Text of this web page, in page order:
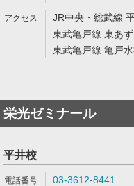
JR中央・総武線
東武亀戸線 東あ
東武亀戸線 亀戸
栄光ゼミナール
平井校
03-3612-8441